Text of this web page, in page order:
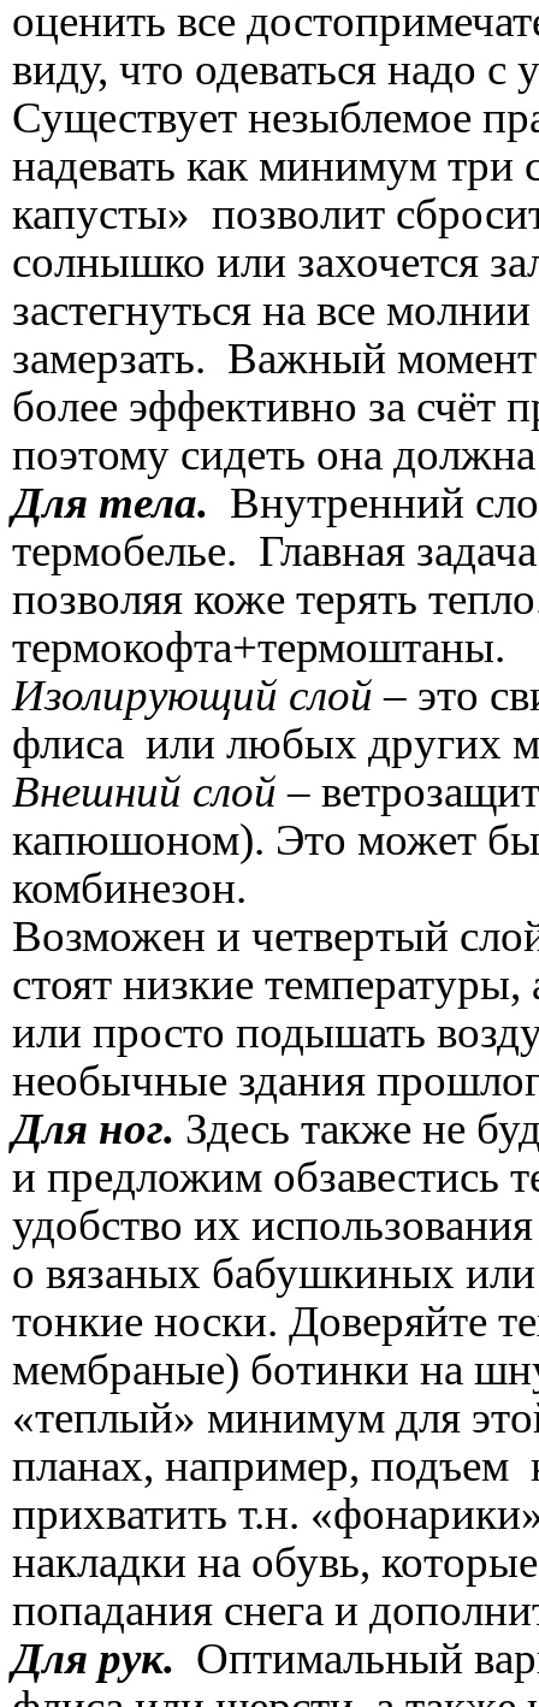
оценить все
виду, что одеваться надо
Существует незыблемое
надевать как минимум
капусты» позволит
солнышко или захочется
застегнуться на все
замерзать. Важный
более эффективно за счёт
поэтому сидеть она
Для тела. Внутренний
термобелье. Главная
позволяя коже терять
термокофта+термоштаны.
Изолирующий слой – это
флиса или любых других
Внешний слой –
капюшоном). Это может
комбинезон.
Возможен и четвертый
стоят низкие
или просто подышать
необычные здания
Для ног. Здесь также не
и предложим обзавестись
удобство их
о вязаных бабушкиных
тонкие носки. Доверяйте
мембраные) ботинки на
«теплый» минимум для
планах, например, подъем
прихватить т.н.
накладки на обувь,
попадания снега и
Для рук. Оптимальный